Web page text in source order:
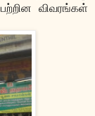
விவரங்கள்